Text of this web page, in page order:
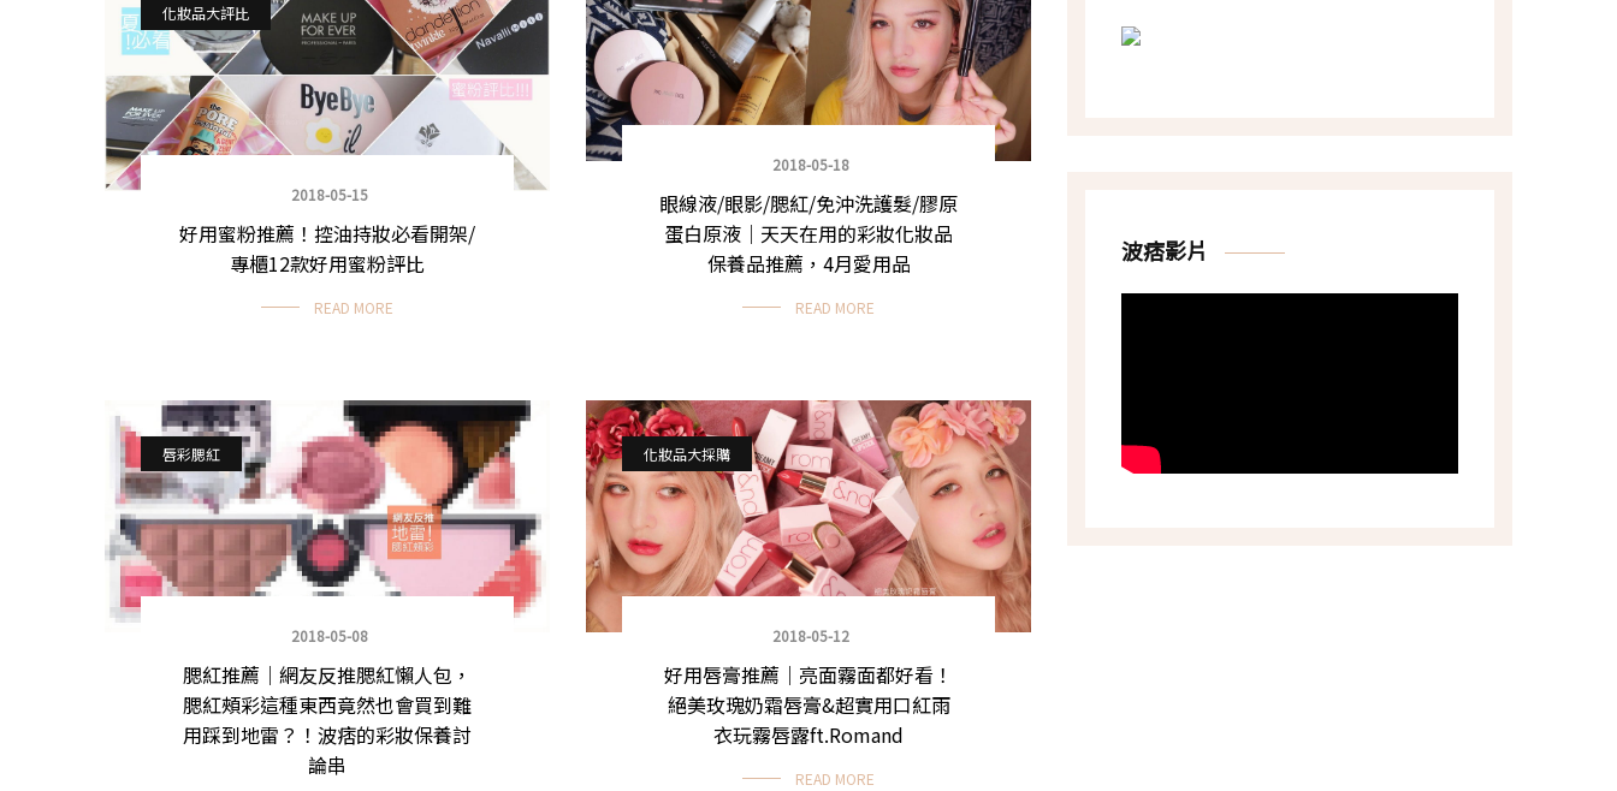
2018-05-18
眼線液/眼影/腮紅/免沖洗護髮/膠原
蛋白原液｜天天在用的彩妝化妝品
保養品推薦，4月愛用品
READ MORE
化妝品大評比
2018-05-15
好用蜜粉推薦！控油持妝必看開架/
專櫃12款好用蜜粉評比
READ MORE
化妝品大採購
2018-05-12
好用唇膏推薦｜亮面霧面都好看！
絕美玫瑰奶霜唇膏&超實用口紅雨
衣玩霧唇露ft.Romand
READ MORE
唇彩腮紅
2018-05-08
腮紅推薦｜網友反推腮紅懶人包，
腮紅頰彩這種東西竟然也會買到難
用踩到地雷？！波痞的彩妝保養討
論串
波痞影片